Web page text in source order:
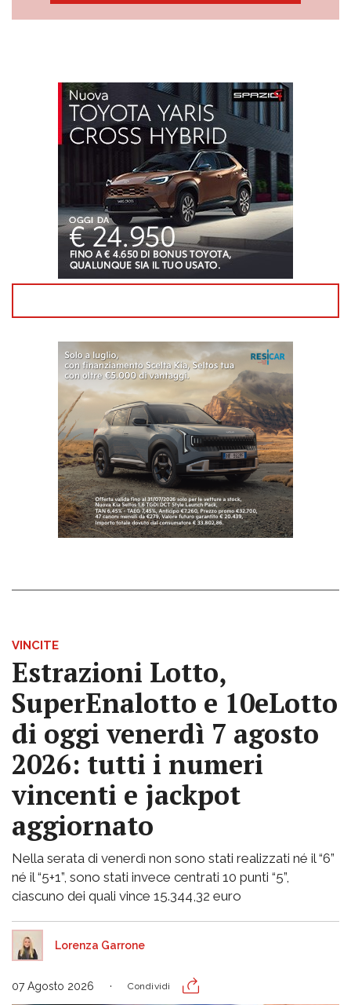
VINCITE
Estrazioni Lotto,
SuperEnalotto e 10eLotto
di oggi venerdì 7 agosto
2026: tutti i numeri
vincenti e jackpot
aggiornato
Nella serata di venerdì non sono stati realizzati né il “6”
né il “5+1”, sono stati invece centrati 10 punti “5”,
ciascuno dei quali vince 15.344,32 euro
Lorenza Garrone
07 Agosto 2026 Condividi